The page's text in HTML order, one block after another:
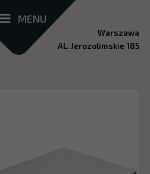
MENU
Warszawa
AL. Jerozolimskie 185